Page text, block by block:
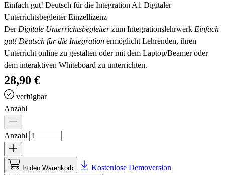
Einfach gut! Deutsch für die Integration A1 Digitaler
Unterrichtsbegleiter Einzellizenz
Der Digitale Unterrichtsbegleiterzum Integrationslehrwerk Einfach
gut! Deutsch für die Integration ermöglicht Lehrenden, ihren
Unterricht online zu gestalten oder mit dem Laptop/Beamer oder
dem interaktiven Whiteboard zu unterrichten.
28,90 €
verfügbar
Anzahl
Anzahl
In den Warenkorb Kostenlose Demoversion